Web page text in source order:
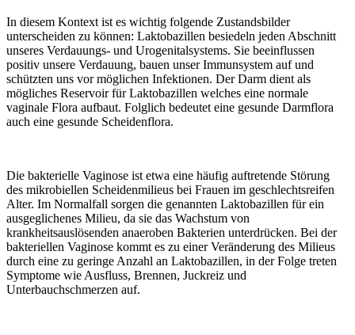
In diesem Kontext ist es wichtig folgende Zustandsbilder
unterscheiden zu können: Laktobazillen besiedeln jeden Abschnitt
unseres Verdauungs- und Urogenitalsystems. Sie beeinflussen
positiv unsere Verdauung, bauen unser Immunsystem auf und
schützten uns vor möglichen Infektionen. Der Darm dient als
mögliches Reservoir für Laktobazillen welches eine normale
vaginale Flora aufbaut. Folglich bedeutet eine gesunde Darmflora
auch eine gesunde Scheidenflora.
Die bakterielle Vaginose ist etwa eine häufig auftretende Störung
des mikrobiellen Scheidenmilieus bei Frauen im geschlechtsreifen
Alter. Im Normalfall sorgen die genannten Laktobazillen für ein
ausgeglichenes Milieu, da sie das Wachstum von
krankheitsauslösenden anaeroben Bakterien unterdrücken. Bei der
bakteriellen Vaginose kommt es zu einer Veränderung des Milieus
durch eine zu geringe Anzahl an Laktobazillen, in der Folge treten
Symptome wie Ausfluss, Brennen, Juckreiz und
Unterbauchschmerzen auf.